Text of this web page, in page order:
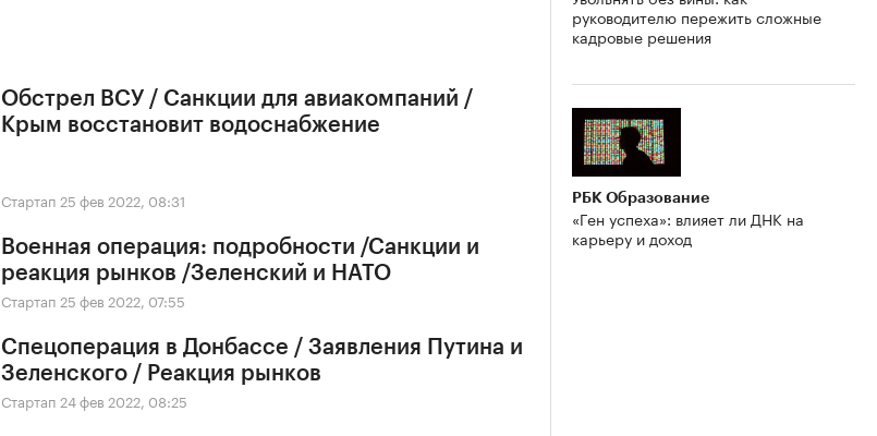
Обстрел ВСУ / Санкции для авиакомпаний /
Крым восстановит водоснабжение
Стартап 25 фев 2022, 08:31
Военная операция: подробности /Санкции и
реакция рынков /Зеленский и НАТО
Стартап 25 фев 2022, 07:55
Спецоперация в Донбассе / Заявления Путина и
Зеленского / Реакция рынков
Стартап 24 фев 2022, 08:25
руководителю пережить сложные
кадровые решения
РБК Образование
«Ген успеха»: влияет ли ДНК на
карьеру и доход